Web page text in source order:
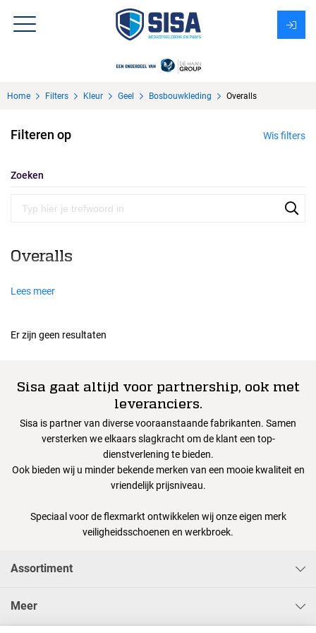
Over Sisa
KMS
Uitzendbureau?
Home Filters Kleur Geel Bosbouwkleding Overalls
Filteren op Wis filters
Zoeken
Overalls
Lees meer
Er zijn geen resultaten
Sisa gaat altijd voor partnership, ook met
leveranciers.
Sisa is partner van diverse vooraanstaande fabrikanten. Samen
versterken we elkaars slagkracht om de klant een top-
dienstverlening te bieden.
Ook bieden wij u minder bekende merken van een mooie kwaliteit en
vriendelijk prijsniveau.
Speciaal voor de flexmarkt ontwikkelen wij onze eigen merk
veiligheidsschoenen en werkbroek.
Assortiment
Meer